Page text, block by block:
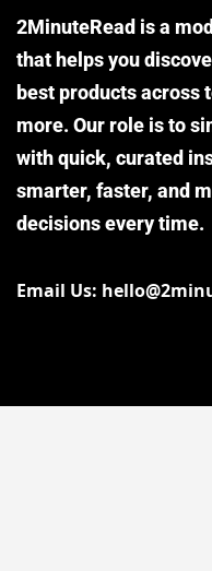
2MinuteRead is a
that helps you
best products across
more. Our role is to
with quick, curated
smarter, faster, and
decisions every time.
Email Us: